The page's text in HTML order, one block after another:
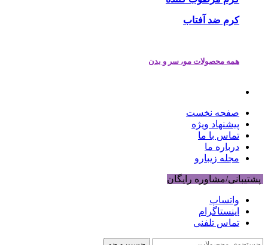
کرم ضد آفتاب
همه محصولات مو، سر و بدن
صفحه نخست
پیشنهاد ویژه
تماس با ما
درباره ما
مجله زیبارو
پشتیبانی/مشاوره رایگان
واتساپ
اینستاگرام
تماس تلفنی